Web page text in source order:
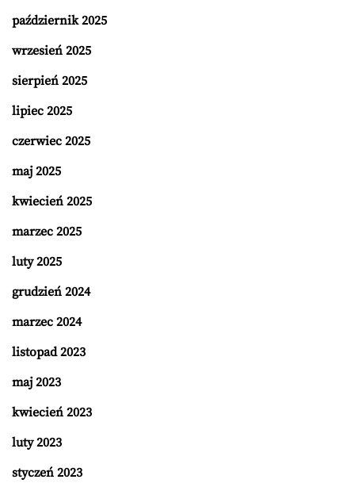
październik 2025
wrzesień 2025
sierpień 2025
lipiec 2025
czerwiec 2025
maj 2025
kwiecień 2025
marzec 2025
luty 2025
grudzień 2024
marzec 2024
listopad 2023
maj 2023
kwiecień 2023
luty 2023
styczeń 2023